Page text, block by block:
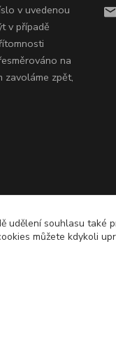
v uvedenou
v případě
na
zavoláme zpět,
udělení souhlasu také
můžete kdykoli